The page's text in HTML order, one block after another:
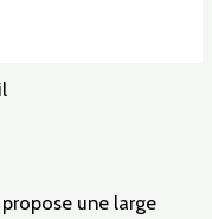
une large